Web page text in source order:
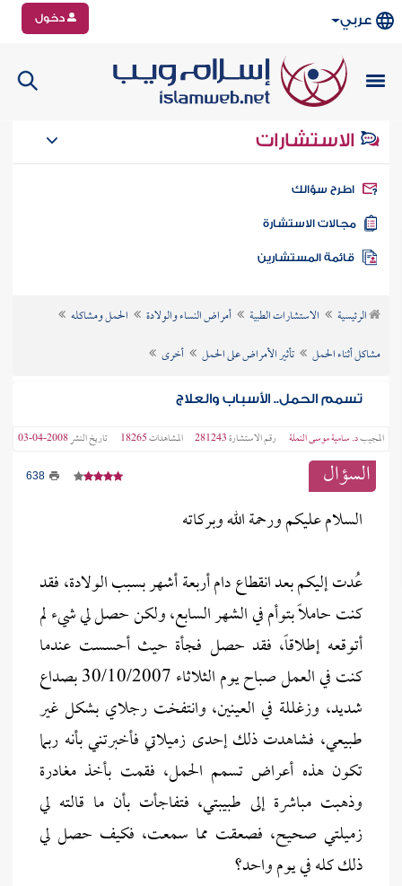
عربي دخول
الاستشارات
سؤالك
الاستشارة
الرئيسية الاستشارات الطبية أمراض النساء والولادة
الحمل ومشاكله
مشاكل أثناء الحمل
تأثير الأمراض على الحمل أخرى
تسمم الحمل.. الأسباب والعلاج
المجيبد. سامية موسى النملة رقم الاستشارة281243 المشاهدات18265 تاريخ النشر2008-04-03
السؤال 638
السلام عليكم ورحمة الله وبركاته
عُدت إليكم بعد انقطاع دام أربعة أشهر بسبب الولادة، فقد
كنت حاملاً بتوأم في الشهر السابع، ولكن حصل لي شيء لم
أتوقعه إطلاقاً، فقد حصل فجأة حيث أحسست عندما
كنت في العمل صباح يوم الثلاثاء 30/10/2007 بصداع
شديد، وزغللة في العينين، وانتفخت رجلاي بشكل غير
طبيعي، فشاهدت ذلك إحدى زميلاتي فأخبرتني بأنه ربما
تكون هذه أعراض تسمم الحمل، فقمت بأخذ مغادرة
وذهبت مباشرة إلى طبيبتي، فتفاجأت بأن ما قالته لي
زميلتي صحيح، فصعقت مما سمعت، فكيف حصل لي
ذلك كله في يوم واحد؟